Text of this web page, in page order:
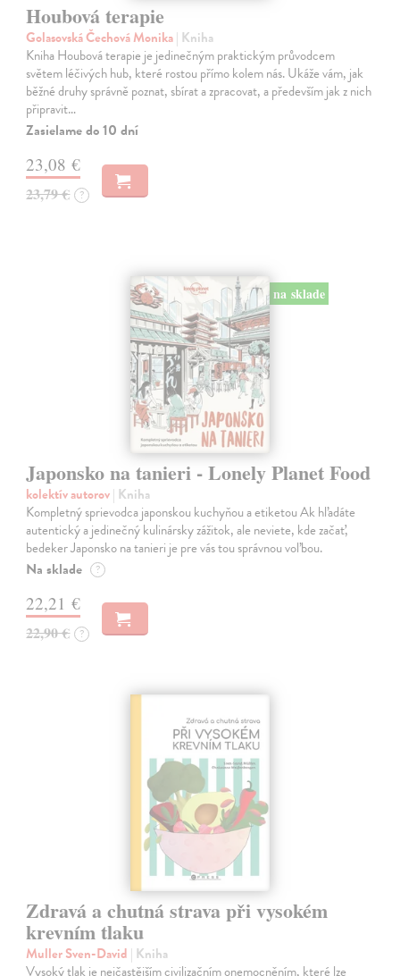
Houbová terapie
Golasovská Čechová Monika| Kniha
Kniha Houbová terapie je jedinečným praktickým průvodcem
světem léčivých hub, které rostou přímo kolem nás. Ukáže vám, jak
běžné druhy správně poznat, sbírat a zpracovat, a především jak z nich
připravit…
Zasielame do 10 dní
23,08 €
23,79 € ?
na sklade
Japonsko na tanieri - Lonely Planet Food
kolektív autorov| Kniha
Kompletný sprievodca japonskou kuchyňou a etiketou Ak hľadáte
autentický a jedinečný kulinársky zážitok, ale neviete, kde začať,
bedeker Japonsko na tanieri je pre vás tou správnou voľbou.
Na sklade ?
22,21 €
22,90 € ?
Zdravá a chutná strava při vysokém
krevním tlaku
Muller Sven-David | Kniha
Vysoký tlak je nejčastějším civilizačním onemocněním, které lze